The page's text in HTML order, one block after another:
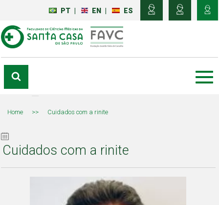
PT EN ES
Home >> Cuidados com a rinite
Cuidados com a rinite